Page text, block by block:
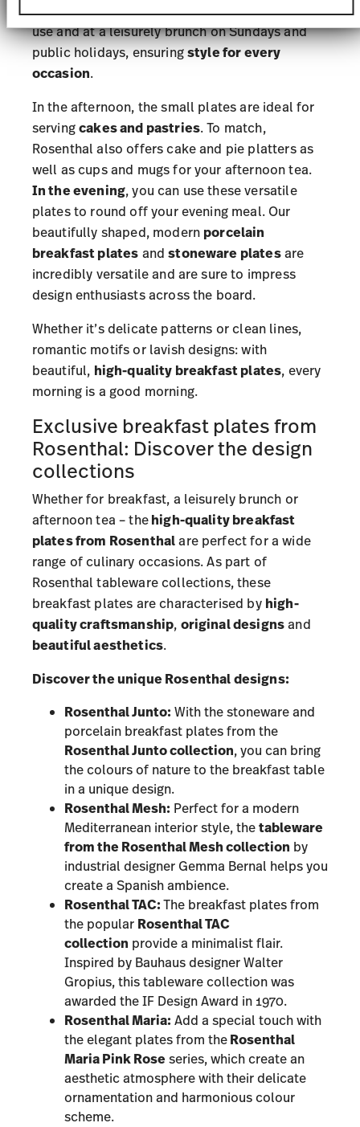
Informationen zu Ihrer Verwendung unserer Website
an unsere Partner für soziale Medien, Werbung und
Analysen weiter. Unsere Partner führen diese
Informationen möglicherweise mit weiteren Daten
zusammen, die Sie ihnen bereitgestellt haben oder
gesammelt haben.
your breakfast onRosenthal platesfor everyday
use and at a leisurely brunch on Sundays and
public holidays, ensuringstyle for every
occasion.
In the afternoon, the small plates are ideal for
servingcakes and pastries. To match,
Rosenthal also offerscake and pie plattersas
well ascups and mugsfor your afternoon tea.
In the evening, you can use these versatile
plates to round off your evening meal. Our
beautifully shaped, modern porcelain
breakfast plates andstoneware platesare
incredibly versatile and are sure to impress
design enthusiasts across the board.
Whether it’s delicate patterns or clean lines,
romantic motifs or lavish designs: with
beautiful, high-quality breakfast plates, every
morning is a good morning.
Exclusive breakfast plates from
Rosenthal: Discover the design
collections
Whether for breakfast, a leisurely brunch or
afternoon tea – thehigh-quality breakfast
plates from Rosenthalare perfect for a wide
range of culinary occasions. As part of
Rosenthal tableware collections, these
breakfast plates are characterised by high-
quality craftsmanship, original designsand
beautiful aesthetics.
Discover the unique Rosenthal designs:
Rosenthal Junto: With the stoneware and
porcelain breakfast plates from the
Rosenthal Junto collection, you can bring
the colours of nature to the breakfast table
in a unique design.
Rosenthal Mesh: Perfect for a modern
Mediterranean interior style, thetableware
from theRosenthal Mesh collection by
industrial designer Gemma Bernal helps you
create a Spanish ambience.
Rosenthal TAC:The breakfast plates from
the popular Rosenthal TAC
collection provide a minimalist flair.
Inspired by Bauhaus designer Walter
Gropius, this tableware collection was
awarded the IF Design Award in 1970.
Rosenthal Maria: Add a special touch with
the elegant plates from theRosenthal
Maria Pink Roseseries, which create an
aesthetic atmosphere with their delicate
ornamentation and harmonious colour
scheme.